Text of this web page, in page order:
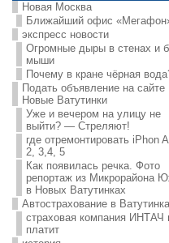
Новая Москва
Ближайший офис
экспресс новости
Огромные дыры в стенах и
мыши
Почему в кране чёрная
Подать объявление на сайте
Новые Ватутинки
Уже и вечером на улицу не
выйти? — Стреляют!
где отремонтировать iPhon
2, 3,4, 5
Как появилась речка. Фото
репортаж из Микрорайона
в Новых Ватутинках
Автострахование в
страховая компания ИНТАЧ
платит